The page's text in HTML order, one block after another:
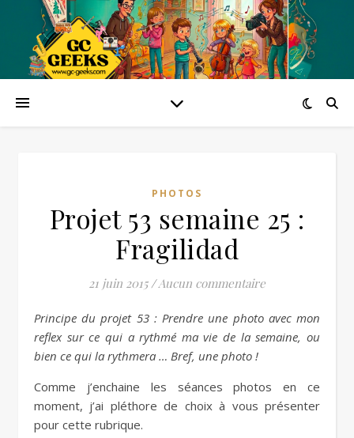
PHOTOS
Projet 53 semaine 25 :
Fragilidad
21 juin 2015 /Aucun commentaire
Principe du projet 53 : Prendre une photo avec mon
reflex sur ce qui a rythmé ma vie de la semaine, ou
bien ce qui la rythmera … Bref, une photo !
Comme j’enchaine les séances photos en ce
moment, j’ai pléthore de choix à vous présenter
pour cette rubrique.